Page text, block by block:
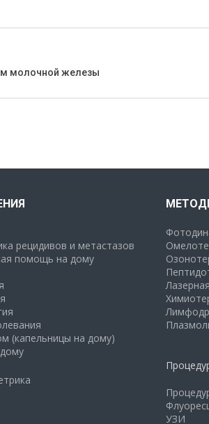
молочной железы
рецидивов и метастазов
помощь на дому
(капельницы на дому)
УЗИ